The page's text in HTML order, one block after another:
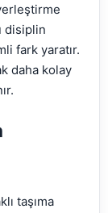
disiplin
fark yaratır.
daha kolay
taşıma